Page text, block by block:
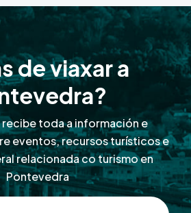
de viaxar a
toda a información e
eventos, recursos turísticos e
relacionada co turismo en
Pontevedra